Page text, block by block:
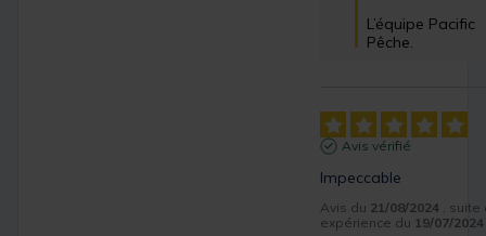
L’équipe Pacific
Pêche.
Avis vérifié
Impeccable
Avis du 21/08/2024 , suite
expérience du 19/07/2024